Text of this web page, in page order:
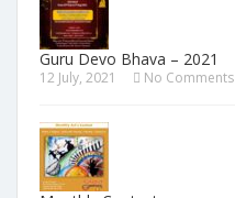
Guru Devo Bhava – 2021
12 July, 2021 No Comments